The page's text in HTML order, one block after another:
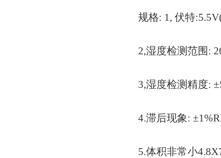
规格: 1, 伏特
2,湿度检测范围:
3,湿度检测精度:
4.滞后现象:
5.体积非常小